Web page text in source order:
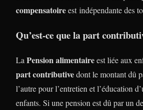
compensatoireest indépendante des
Qu’est-ce que la part
La Pension alimentaireest liée aux
part contributivedont le montant dû
l’autre pour l’entretien et l’éducation
enfants. Si une pension est dû par un